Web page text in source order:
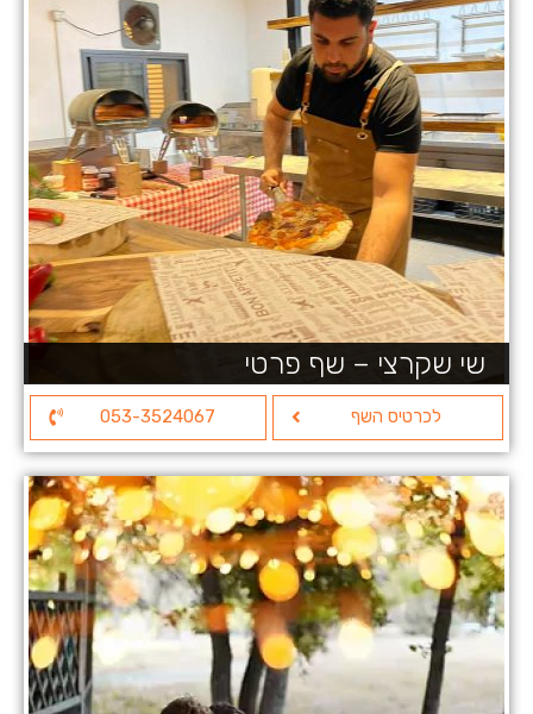
שי שקרצי – שף פרטי
לכרטיס השף 053-3524067